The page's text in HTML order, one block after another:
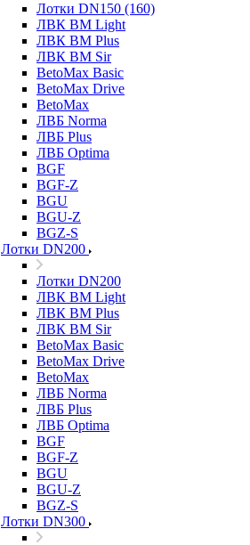
Лотки DN150 (160)
ЛВК ВМ Light
ЛВК ВМ Plus
ЛВК ВМ Sir
BetoMax Basic
BetoMax Drive
BetoMax
ЛВБ Norma
ЛВБ Plus
ЛВБ Optima
BGF
BGF-Z
BGU
BGU-Z
BGZ-S
Лотки DN200
Лотки DN200
ЛВК ВМ Light
ЛВК ВМ Plus
ЛВК ВМ Sir
BetoMax Basic
BetoMax Drive
BetoMax
ЛВБ Norma
ЛВБ Plus
ЛВБ Optima
BGF
BGF-Z
BGU
BGU-Z
BGZ-S
Лотки DN300